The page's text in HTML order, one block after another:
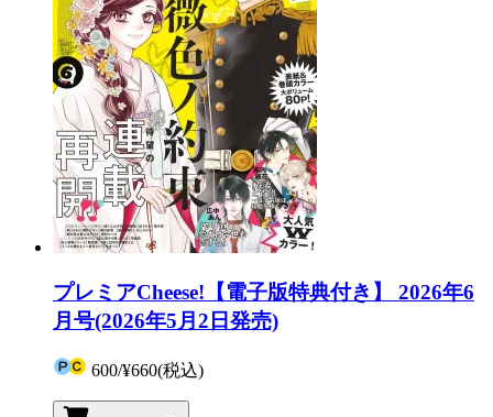
プレミアCheese!【電子版特典付き】 2026年6
月号(2026年5月2日発売)
600/¥660(税込)